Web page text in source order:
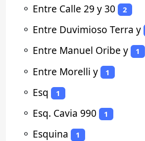
⚬ Entre Calle 29 y 30 2
⚬ Entre Duvimioso Terra y
⚬ Entre Manuel Oribe y 1
⚬ Entre Morelli y 1
⚬ Esq 1
⚬ Esq. Cavia 990 1
⚬ Esquina 1